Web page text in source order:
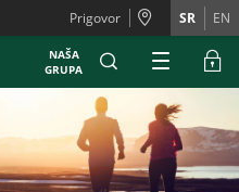
Prigovor SR EN
NAŠA
GRUPA